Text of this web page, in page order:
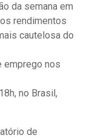
da semana em
rendimentos
cautelosa do
emprego nos
no Brasil,
de